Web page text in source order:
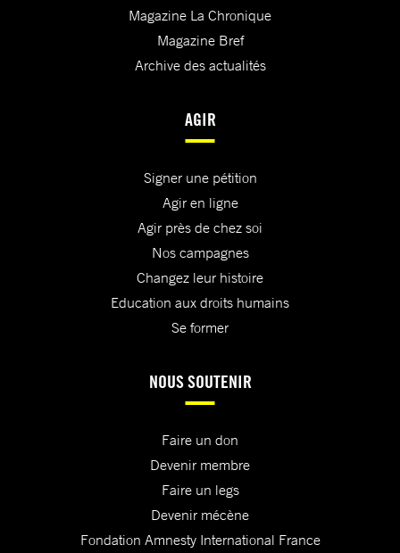
Magazine La Chronique
Magazine Bref
Archive des actualités
AGIR
Signer une pétition
Agir en ligne
Agir près de chez soi
Nos campagnes
Changez leur histoire
Education aux droits humains
Se former
NOUS SOUTENIR
Faire un don
Devenir membre
Faire un legs
Devenir mécène
Fondation Amnesty International France